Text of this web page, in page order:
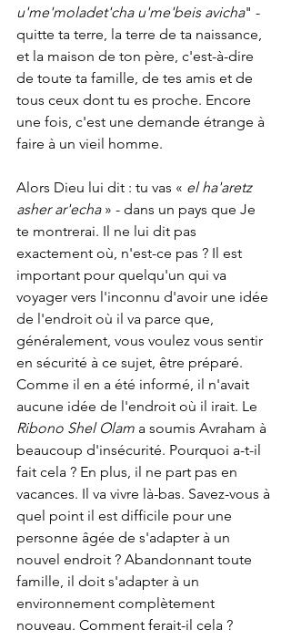
u'me'moladet'cha u'me'beis avicha" -
quitte ta terre, la terre de ta naissance,
et la maison de ton père, c'est-à-dire
de toute ta famille, de tes amis et de
tous ceux dont tu es proche. Encore
une fois, c'est une demande étrange à
faire à un vieil homme.
Alors Dieu lui dit : tu vas « el ha'aretz
asher ar'echa » - dans un pays que Je
te montrerai. Il ne lui dit pas
exactement où, n'est-ce pas ? Il est
important pour quelqu'un qui va
voyager vers l'inconnu d'avoir une idée
de l'endroit où il va parce que,
généralement, vous voulez vous sentir
en sécurité à ce sujet, être préparé.
Comme il en a été informé, il n'avait
aucune idée de l'endroit où il irait. Le
Ribono Shel Olam a soumis Avraham à
beaucoup d'insécurité. Pourquoi a-t-il
fait cela ? En plus, il ne part pas en
vacances. Il va vivre là-bas. Savez-vous à
quel point il est difficile pour une
personne âgée de s'adapter à un
nouvel endroit ? Abandonnant toute
famille, il doit s'adapter à un
environnement complètement
nouveau. Comment ferait-il cela ?